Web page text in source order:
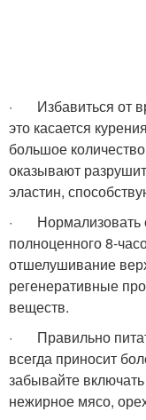
· Избавиться от
это касается
большое
оказывают
эластин,
· Нормализовать
полноценного 8-
отшелушивание
регенеративные
веществ.
· Правильно
всегда приносит
забывайте
нежирное мясо,